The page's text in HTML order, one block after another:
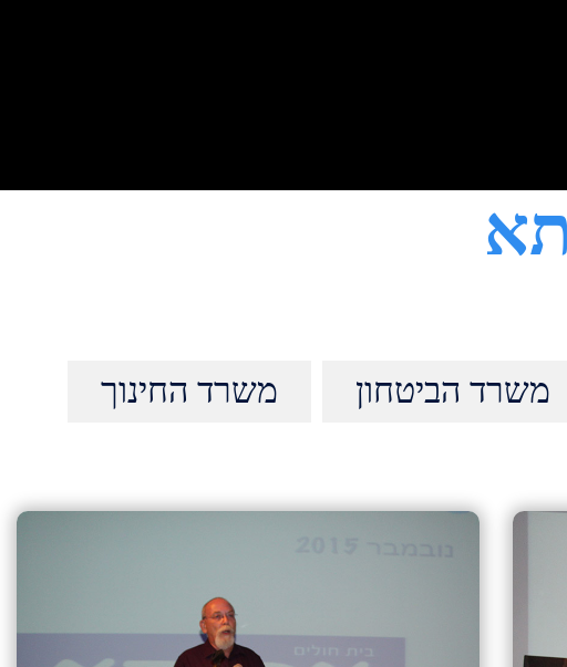
משרד הביטחון משרד החינוך